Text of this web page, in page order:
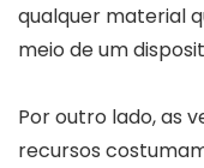
qualquer material
meio de um
Por outro lado, as
recursos